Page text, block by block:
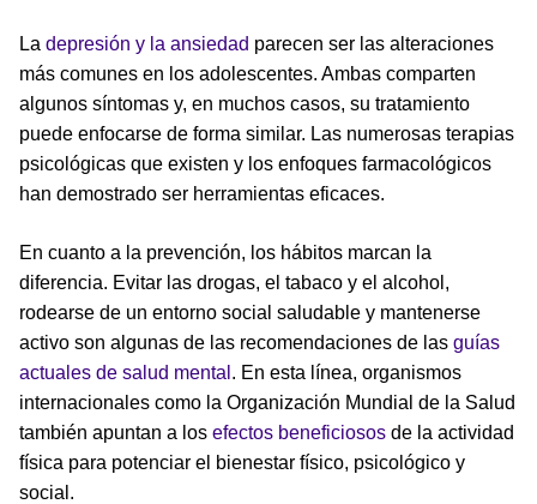
La depresión y la ansiedad parecen ser las alteraciones
más comunes en los adolescentes. Ambas comparten
algunos síntomas y, en muchos casos, su tratamiento
puede enfocarse de forma similar. Las numerosas terapias
psicológicas que existen y los enfoques farmacológicos
han demostrado ser herramientas eficaces.
En cuanto a la prevención, los hábitos marcan la
diferencia. Evitar las drogas, el tabaco y el alcohol,
rodearse de un entorno social saludable y mantenerse
activo son algunas de las recomendaciones de las guías
actuales de salud mental . En esta línea, organismos
internacionales como la Organización Mundial de la Salud
también apuntan a los efectos beneficiosos de la actividad
física para potenciar el bienestar físico, psicológico y
social.